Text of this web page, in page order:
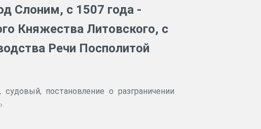
Слоним, с 1507 года -
Княжества Литовского, с
Речи Посполитой
постановление о разграничении